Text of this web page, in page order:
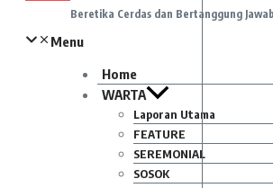
Beretika Cerdas dan Bertanggung Jawab
Menu
Home
WARTA
Laporan Utama
FEATURE
SEREMONIAL
SOSOK